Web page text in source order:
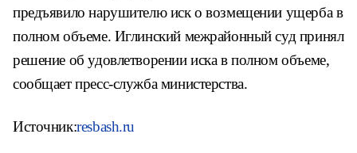
предъявило нарушителю иск о возмещении ущерба в
полном объеме. Иглинский межрайонный суд принял
решение об удовлетворении иска в полном объеме,
сообщает пресс-служба министерства.
Источник:resbash.ru